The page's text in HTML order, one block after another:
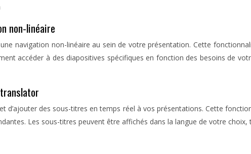
non-linéaire
navigation non-linéaire au sein de votre présentation. Cette
accéder à des diapositives spécifiques en fonction des besoins de
d’ajouter des sous-titres en temps réel à vos présentations. Cette
Les sous-titres peuvent être affichés dans la langue de votre